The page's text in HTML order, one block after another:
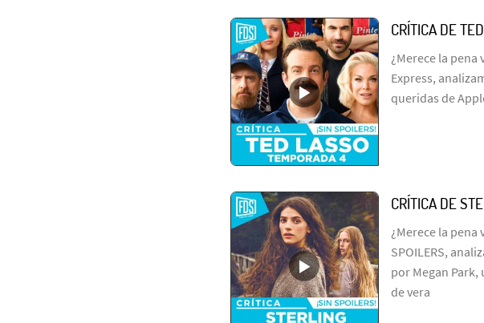
CRÍTICA DE
¿Merece la pena
Express,
queridas de
CRÍTICA DE
¿Merece la pena
SPOILERS,
por Megan
de vera